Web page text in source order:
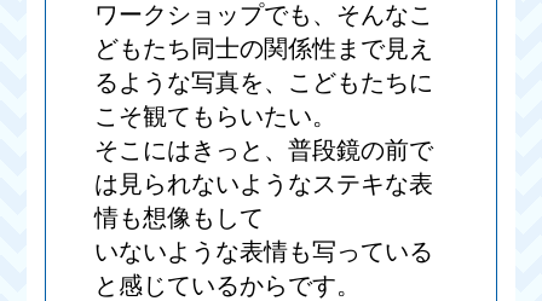
ワークショップでも、そんなこ
どもたち同士の関係性まで見え
るような写真を、こどもたちに
こそ観てもらいたい。
そこにはきっと、普段鏡の前で
は見られないようなステキな表
情も想像もして
いないような表情も写っている
と感じているからです。